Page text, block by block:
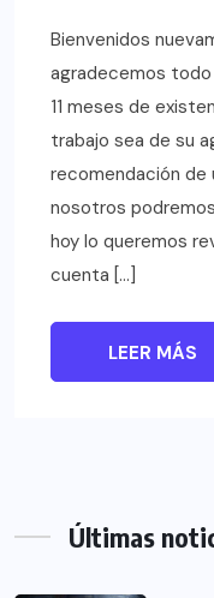
Bienvenidos
agradecemos
11 meses de
trabajo sea de su
recomendación de
nosotros
hoy lo queremos
cuenta […]
LEER MÁS
Últimas